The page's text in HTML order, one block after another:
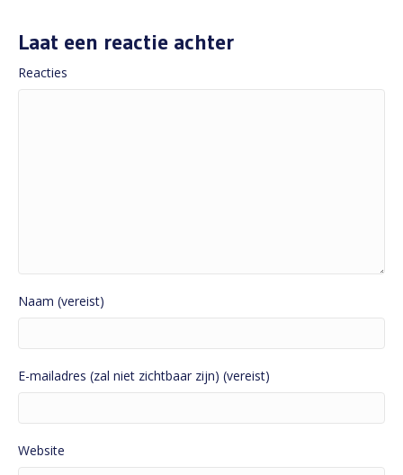
Laat een reactie achter
Reacties
Naam (vereist)
E-mailadres (zal niet zichtbaar zijn) (vereist)
Website